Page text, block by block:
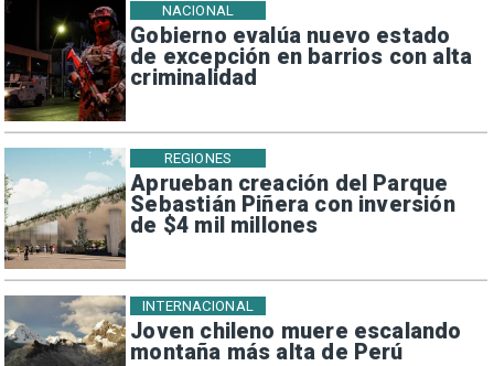
Gobierno evalúa nuevo estado
de excepción en barrios con alta
criminalidad
NACIONAL
Aprueban creación del Parque
Sebastián Piñera con inversión
de $4 mil millones
REGIONES
Joven chileno muere escalando
montaña más alta de Perú
INTERNACIONAL